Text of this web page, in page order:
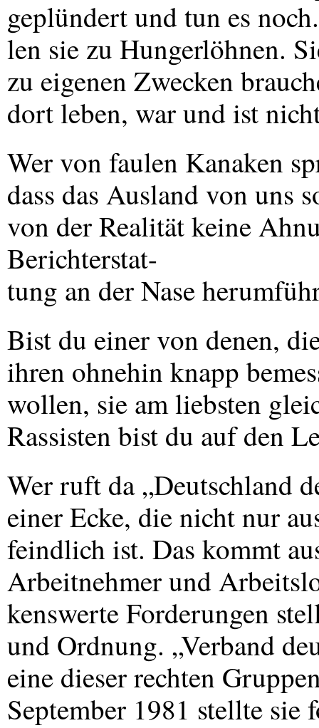
geplündert und tun es
len sie zu Hungerlöhnen.
zu eigenen Zwecken
dort leben, war und ist
Wer von faulen Kanaken
dass das Ausland von uns
von der Realität keine
Berichterstat-
tung an der Nase
Bist du einer von denen,
ihren ohnehin knapp
wollen, sie am liebsten
Rassisten bist du auf den
Wer ruft da „Deutschland
einer Ecke, die nicht nur
feindlich ist. Das kommt
Arbeitnehmer und
kenswerte Forderungen
und Ordnung. „Verband
eine dieser rechten
September 1981 stellte sie